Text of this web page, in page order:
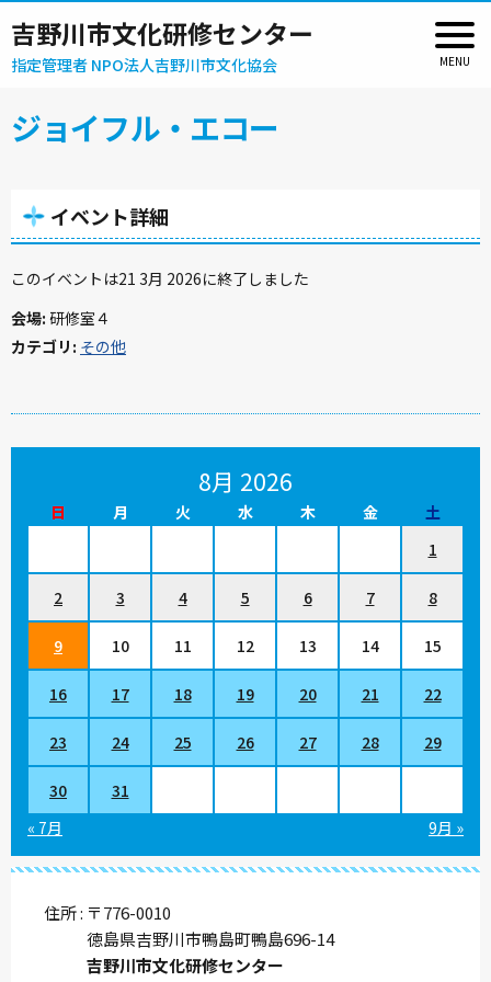
吉野川市文化研修センター
指定管理者 NPO法人吉野川市文化協会
ジョイフル・エコー
イベント詳細
このイベントは21 3月 2026に終了しました
会場: 研修室４
カテゴリ: その他
8月 2026
日 月 火 水 木 金
土
1
2 3 4 5 6 7 8
9 10 11 12 13 14 15
16 17 18 19 20 21 22
23 24 25 26 27 28 29
30
31
« 7月
9月 »
住所 〒776-0010
徳島県吉野川市鴨島町鴨島696-14
吉野川市文化研修センター